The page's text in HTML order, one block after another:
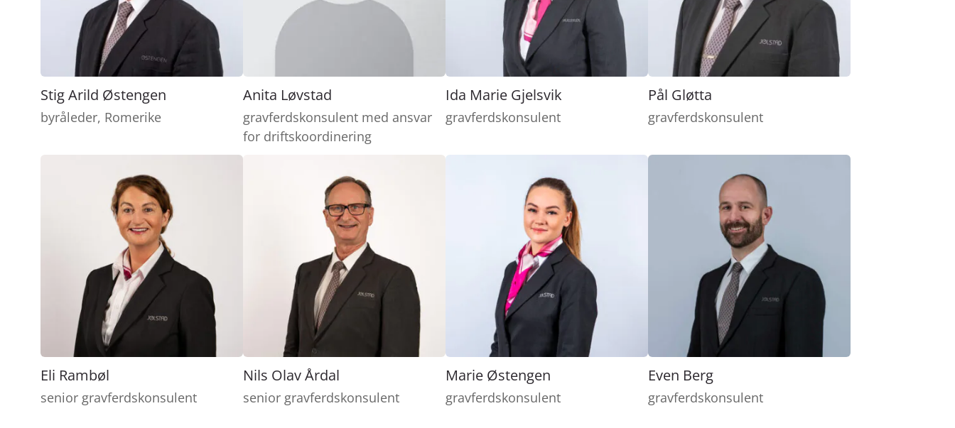
Stig Arild Østengen
byråleder, Romerike
Anita Løvstad
gravferdskonsulent med ansvar
for driftskoordinering
Ida Marie Gjelsvik
gravferdskonsulent
Pål Gløtta
gravferdskonsulent
Eli Rambøl
senior gravferdskonsulent
Nils Olav Årdal
senior gravferdskonsulent
Marie Østengen
gravferdskonsulent
Even Berg
gravferdskonsulent